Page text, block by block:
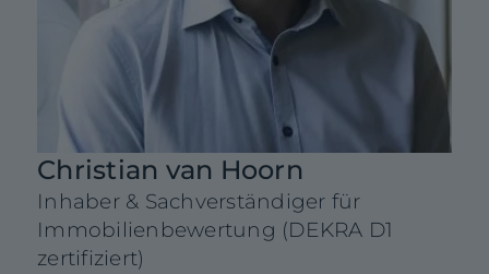
Christian van Hoorn
Inhaber & Sachverständiger für
Immobilienbewertung (DEKRA D1
zertifiziert)